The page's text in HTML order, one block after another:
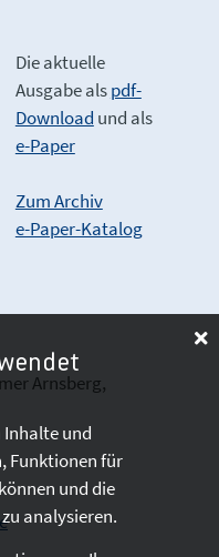
Die aktuelle
Ausgabe alspdf-
Download und als
e-Paper
Zum Archiv
e-Paper-Katalog
Arnsberg,
Inhalte und
Funktionen für
und die
analysieren.